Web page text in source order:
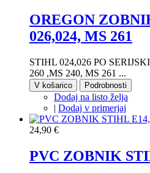
OREGON
026,024, MS 261
STIHL 024,026 PO
260 ,MS 240, MS 261 ...
V košarico Podrobnosti
Dodaj na listo želja
| Dodaj v primerjaj
24,90 €
PVC ZOBNIK